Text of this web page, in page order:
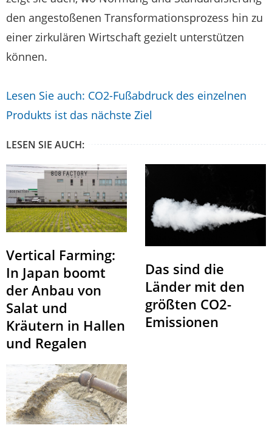
den angestoßenen Transformationsprozess hin zu
einer zirkulären Wirtschaft gezielt unterstützen
können.
Lesen Sie auch: CO2-Fußabdruck des einzelnen
Produkts ist das nächste Ziel
LESEN SIE AUCH:
Vertical Farming:
In Japan boomt
der Anbau von
Salat und
Kräutern in Hallen
und Regalen
Das sind die
Länder mit den
größten CO2-
Emissionen